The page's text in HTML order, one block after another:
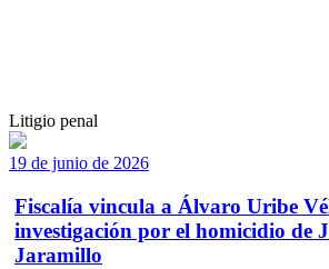
Litigio penal
19 de junio de 2026
Fiscalía vincula a Álvaro Uribe
investigación por el homicidio de
Jaramillo